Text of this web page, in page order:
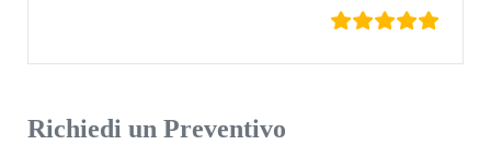
Richiedi un Preventivo